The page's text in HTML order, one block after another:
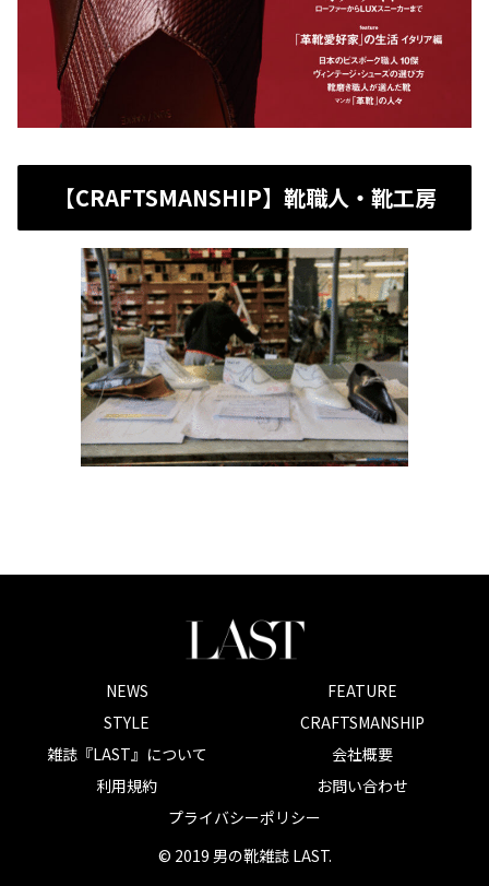
【CRAFTSMANSHIP】靴職人・靴工房
NEWS
FEATURE
STYLE
CRAFTSMANSHIP
雑誌『LAST』について
会社概要
利用規約
お問い合わせ
プライバシーポリシー
© 2019 男の靴雑誌 LAST.